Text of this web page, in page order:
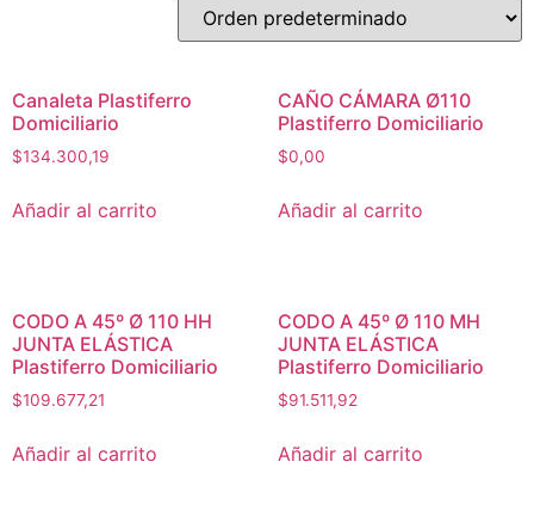
Canaleta Plastiferro
Domiciliario
$134.300,19
Añadir al carrito
CAÑO CÁMARA Ø110
Plastiferro Domiciliario
$0,00
Añadir al carrito
CODO A 45º Ø 110 HH
JUNTA ELÁSTICA
Plastiferro Domiciliario
$109.677,21
Añadir al carrito
CODO A 45º Ø 110 MH
JUNTA ELÁSTICA
Plastiferro Domiciliario
$91.511,92
Añadir al carrito